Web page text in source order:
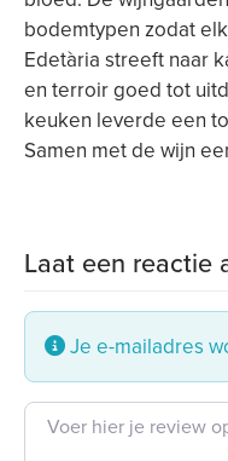
bodemtypen zodat
Edetària streeft naar
en terroir goed tot
keuken leverde een
Samen met de wijn
Laat een reactie
Je e-mailadres
Beoordeling tekst